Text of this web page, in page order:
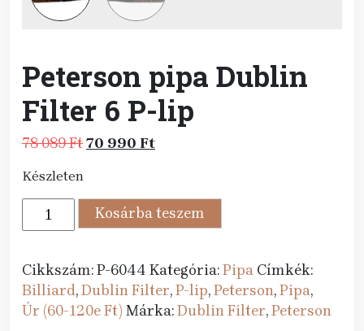
Peterson pipa Dublin
Filter 6 P-lip
78 089FtOriginal
78
089 Ft.
70 990 FtCurrent
70
990 Ft.
Készleten
Peterson
pipa
Filter
6
P-
Kosárba teszem
Cikkszám:P-6044 Kategória:Pipa Címkék:
Billiard,Dublin Filter,P-lip,Peterson,Pipa,
Úr (60-120e Ft) Márka:Dublin Filter,Peterson